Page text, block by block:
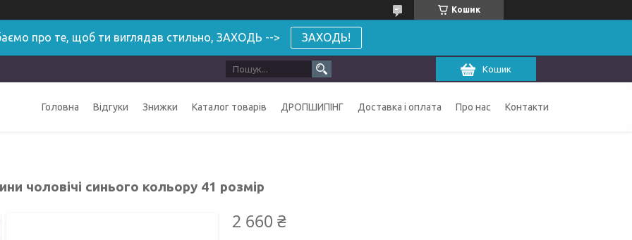
Кошик
про те, щоб ти виглядав стильно, ЗАХОДЬ --> ЗАХОДЬ!
Кошик
Головна Відгуки Знижки Каталог товарів ДРОПШИПІНГ Доставка і оплата Про нас Контакти
чоловічі синього кольору 41 розмір
2 660 ₴